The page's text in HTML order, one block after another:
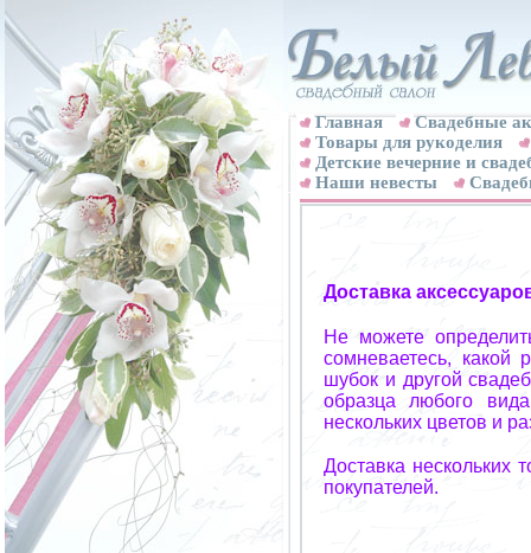
Главная
Свадебные
Товары для рукоделия
Детские вечерние и
Наши невесты
Доставка
Не можете
сомневаетесь, какой
шубок и другой
образца любого
нескольких цветов и
Доставка нескольких
покупателей.